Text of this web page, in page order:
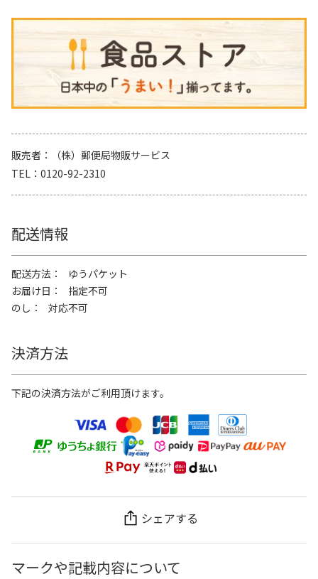
販売者
（株）郵便局物販サービス
TEL
0120-92-2310
配送情報
配送方法
ゆうパケット
お届け日
指定不可
のし
対応不可
決済方法
下記の決済方法がご利用頂けます。
シェアする
マークや記載内容について